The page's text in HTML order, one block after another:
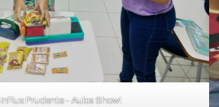
inFlux Prudente - Aulas Show!